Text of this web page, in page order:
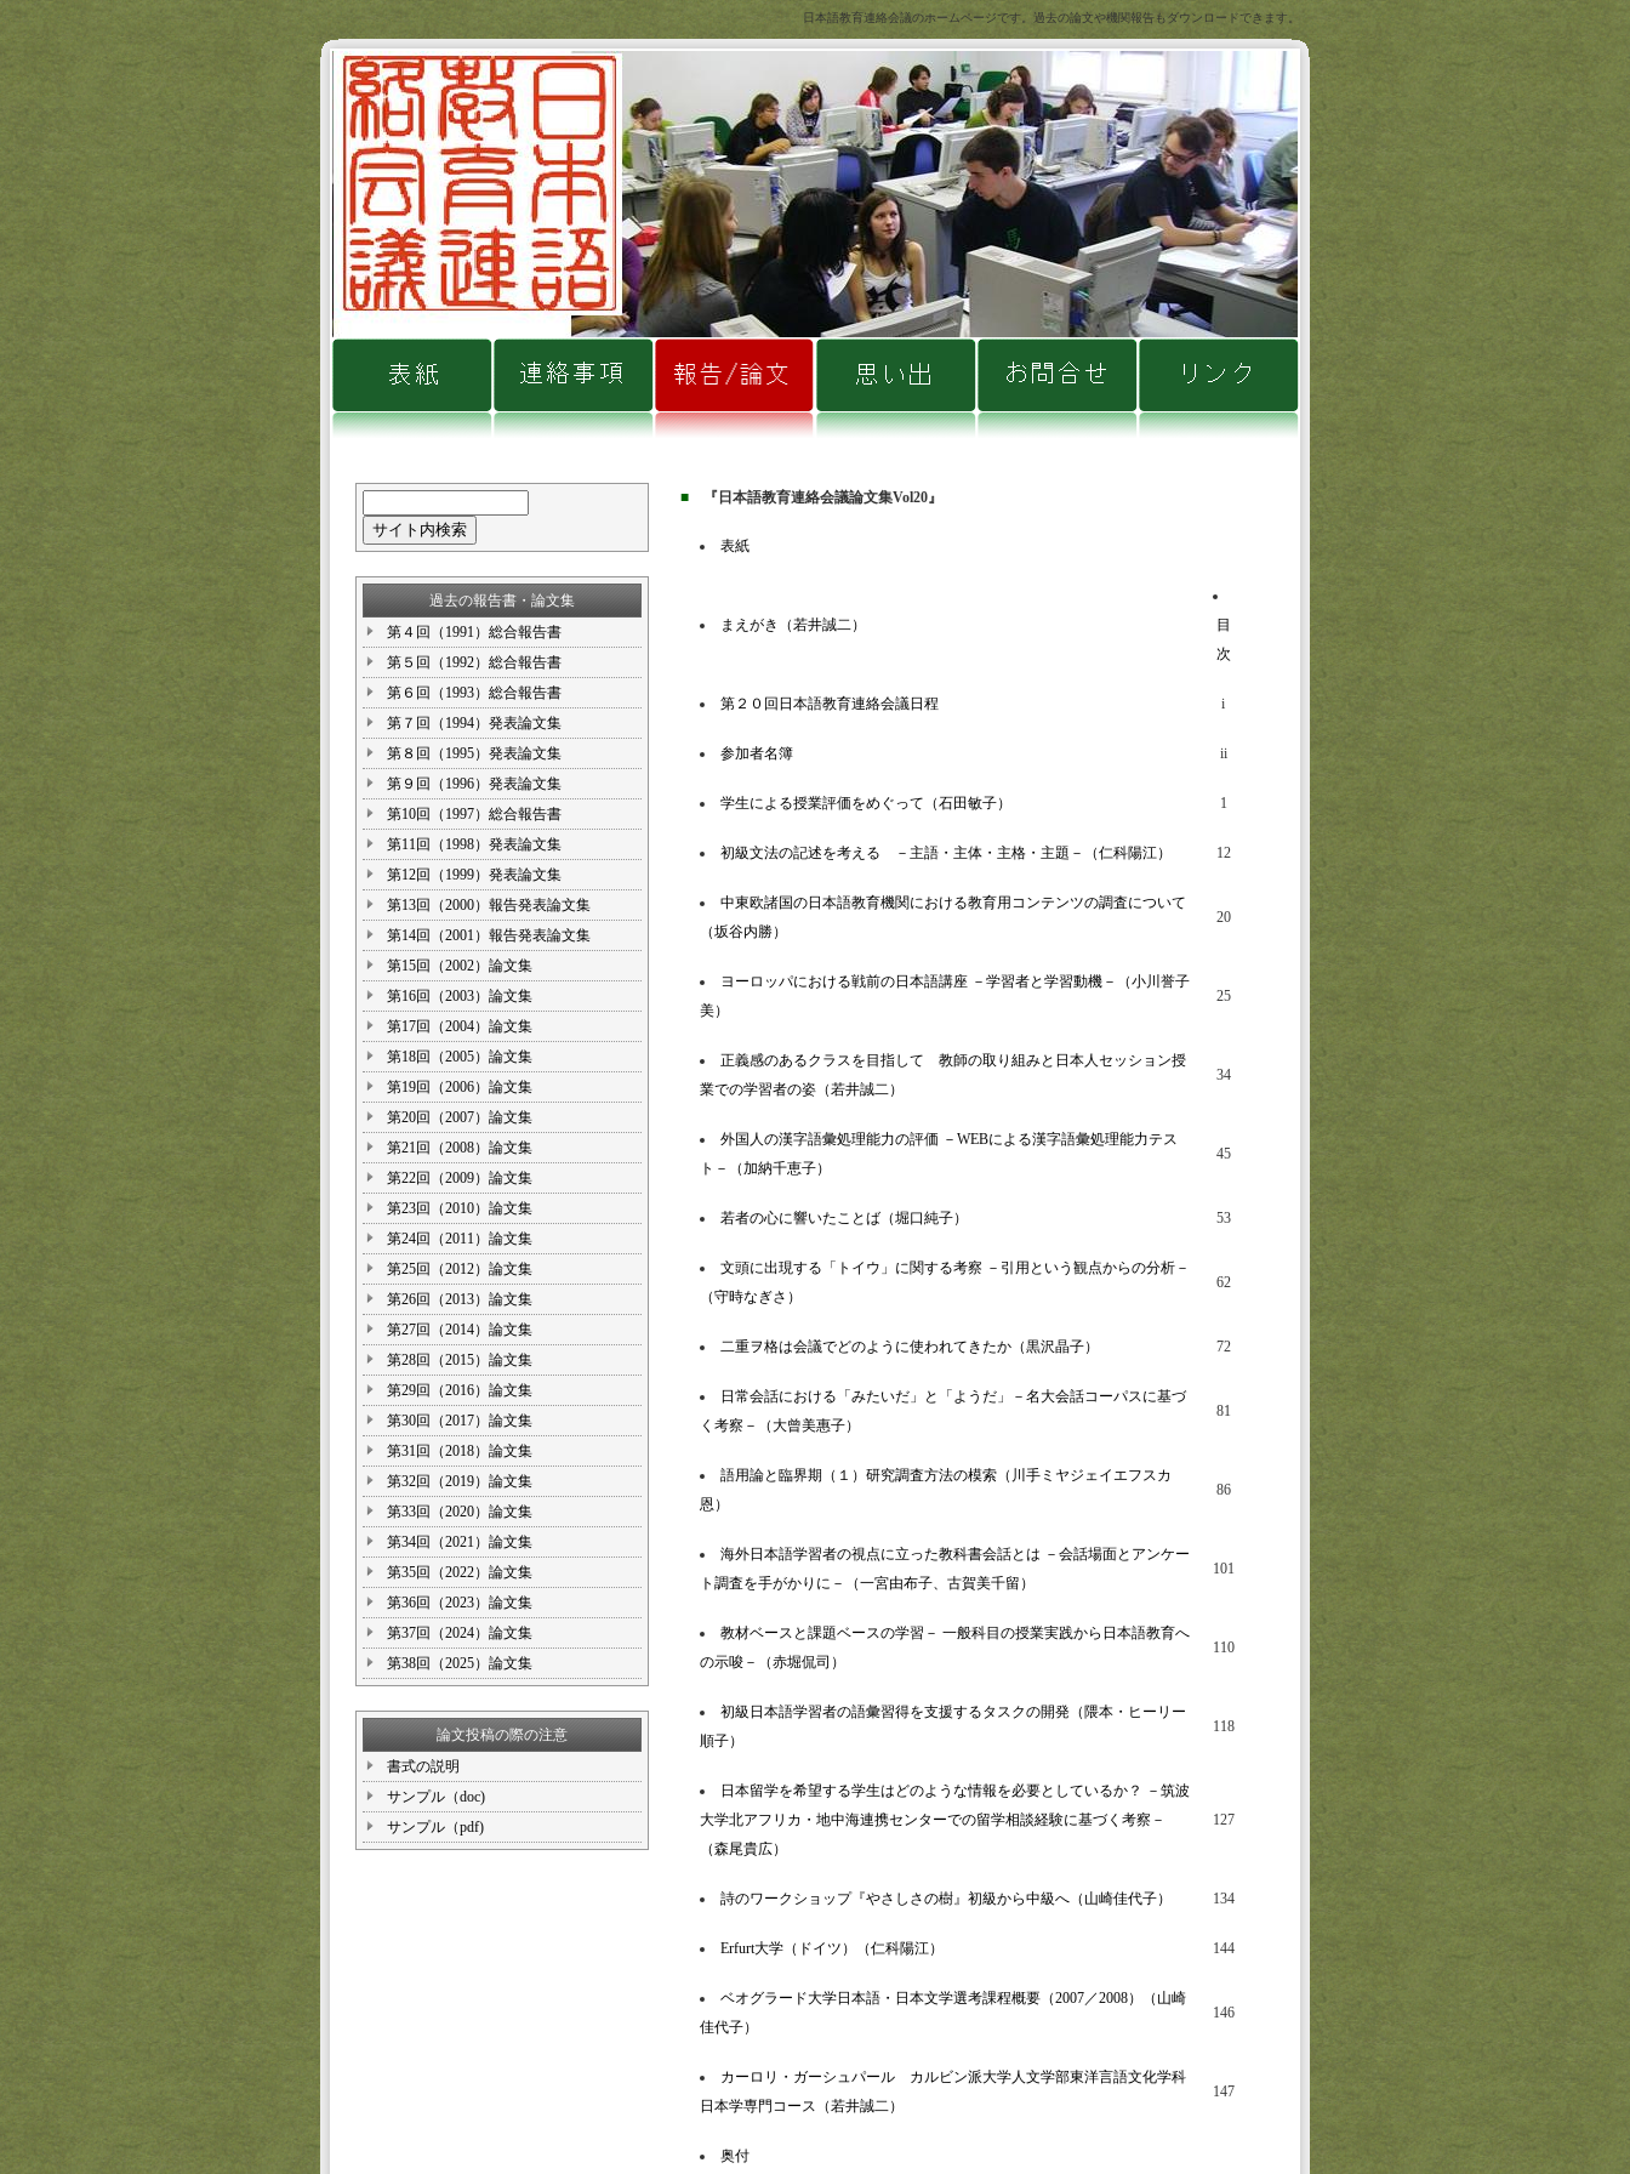
日本語教育連絡会議のホームページです。過去の論文や機関報告もダウンロードできます。
■ 『日本語教育連絡会議論文集Vol20』
表紙
まえがき（若井誠二）
目
次
第２０回日本語教育連絡会議日程 i
参加者名簿 ii
学生による授業評価をめぐって（石田敏子） 1
初級文法の記述を考える －主語・主体・主格・主題－（仁科陽江） 12
中東欧諸国の日本語教育機関における教育用コンテンツの調査について
（坂谷内勝）
20
ヨーロッパにおける戦前の日本語講座 －学習者と学習動機－（小川誉子
美）
25
正義感のあるクラスを目指して 教師の取り組みと日本人セッション授
業での学習者の姿（若井誠二）
34
外国人の漢字語彙処理能力の評価 －WEBによる漢字語彙処理能力テス
ト－（加納千恵子）
45
若者の心に響いたことば（堀口純子） 53
文頭に出現する「トイウ」に関する考察 －引用という観点からの分析－
（守時なぎさ）
62
二重ヲ格は会議でどのように使われてきたか（黒沢晶子） 72
日常会話における「みたいだ」と「ようだ」－名大会話コーパスに基づ
く考察－（大曾美惠子）
81
語用論と臨界期（１）研究調査方法の模索（川手ミヤジェイエフスカ
恩）
86
海外日本語学習者の視点に立った教科書会話とは －会話場面とアンケー
ト調査を手がかりに－（一宮由布子、古賀美千留）
101
教材ベースと課題ベースの学習－ 一般科目の授業実践から日本語教育へ
の示唆－（赤堀侃司）
110
初級日本語学習者の語彙習得を支援するタスクの開発（隈本・ヒーリー
順子）
118
日本留学を希望する学生はどのような情報を必要としているか？ －筑波
大学北アフリカ・地中海連携センターでの留学相談経験に基づく考察－
（森尾貴広）
127
詩のワークショップ『やさしさの樹』初級から中級へ（山崎佳代子） 134
Erfurt大学（ドイツ）（仁科陽江） 144
ベオグラード大学日本語・日本文学選考課程概要（2007／2008）（山崎
佳代子）
146
カーロリ・ガーシュパール カルビン派大学人文学部東洋言語文化学科
日本学専門コース（若井誠二）
147
奥付
過去の報告書・論文集
第４回（1991）総合報告書
第５回（1992）総合報告書
第６回（1993）総合報告書
第７回（1994）発表論文集
第８回（1995）発表論文集
第９回（1996）発表論文集
第10回（1997）総合報告書
第11回（1998）発表論文集
第12回（1999）発表論文集
第13回（2000）報告発表論文集
第14回（2001）報告発表論文集
第15回（2002）論文集
第16回（2003）論文集
第17回（2004）論文集
第18回（2005）論文集
第19回（2006）論文集
第20回（2007）論文集
第21回（2008）論文集
第22回（2009）論文集
第23回（2010）論文集
第24回（2011）論文集
第25回（2012）論文集
第26回（2013）論文集
第27回（2014）論文集
第28回（2015）論文集
第29回（2016）論文集
第30回（2017）論文集
第31回（2018）論文集
第32回（2019）論文集
第33回（2020）論文集
第34回（2021）論文集
第35回（2022）論文集
第36回（2023）論文集
第37回（2024）論文集
第38回（2025）論文集
論文投稿の際の注意
書式の説明
サンプル（doc)
サンプル（pdf)